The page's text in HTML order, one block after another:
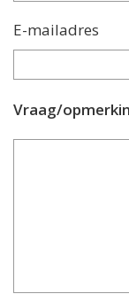
E-mailadres
Vraag/